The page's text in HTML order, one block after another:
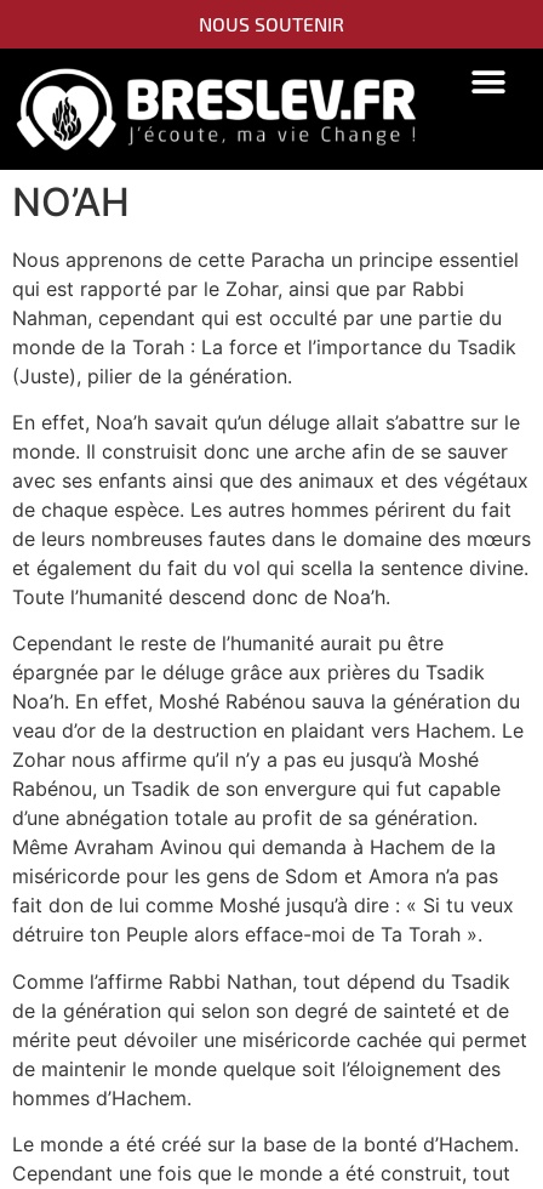
NOUS SOUTENIR
NO’AH
Nous apprenons de cette Paracha un principe essentiel
qui est rapporté par le Zohar, ainsi que par Rabbi
Nahman, cependant qui est occulté par une partie du
monde de la Torah : La force et l’importance du Tsadik
(Juste), pilier de la génération.
En effet, Noa’h savait qu’un déluge allait s’abattre sur le
monde. Il construisit donc une arche afin de se sauver
avec ses enfants ainsi que des animaux et des végétaux
de chaque espèce. Les autres hommes périrent du fait
de leurs nombreuses fautes dans le domaine des mœurs
et également du fait du vol qui scella la sentence divine.
Toute l’humanité descend donc de Noa’h.
Cependant le reste de l’humanité aurait pu être
épargnée par le déluge grâce aux prières du Tsadik
Noa’h. En effet, Moshé Rabénou sauva la génération du
veau d’or de la destruction en plaidant vers Hachem. Le
Zohar nous affirme qu’il n’y a pas eu jusqu’à Moshé
Rabénou, un Tsadik de son envergure qui fut capable
d’une abnégation totale au profit de sa génération.
Même Avraham Avinou qui demanda à Hachem de la
miséricorde pour les gens de Sdom et Amora n’a pas
fait don de lui comme Moshé jusqu’à dire : « Si tu veux
détruire ton Peuple alors efface-moi de Ta Torah ».
Comme l’affirme Rabbi Nathan, tout dépend du Tsadik
de la génération qui selon son degré de sainteté et de
mérite peut dévoiler une miséricorde cachée qui permet
de maintenir le monde quelque soit l’éloignement des
hommes d’Hachem.
Le monde a été créé sur la base de la bonté d’Hachem.
Cependant une fois que le monde a été construit, tout